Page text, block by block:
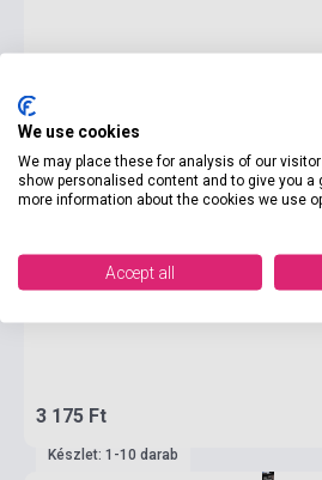
3 175 Ft
Készlet: 1-10 darab
We use cookies
We may place these for analysis of our
show personalised content and to give you a
more information about the cookies we use
Accept all